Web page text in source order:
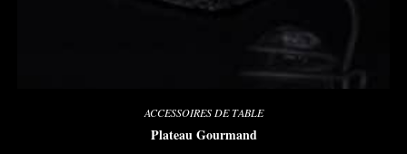
ACCESSOIRES DE TABLE
Plateau Gourmand